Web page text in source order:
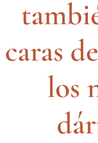
caras
los